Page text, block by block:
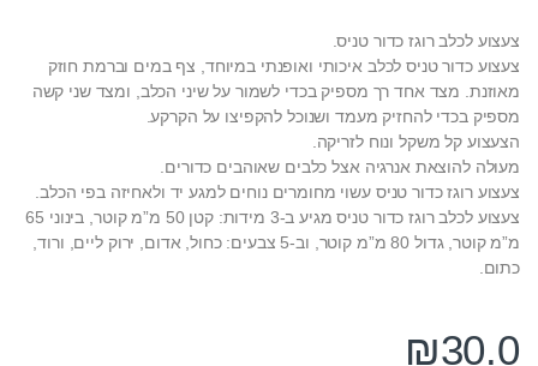
צעצוע לכלב רוגז כדור טניס.
צעצוע כדור טניס לכלב איכותי ואופנתי במיוחד, צף במים וברמת חוזק
מאוזנת. מצד אחד רך מספיק בכדי לשמור על שיני הכלב, ומצד שני קשה
מספיק בכדי להחזיק מעמד ושנוכל להקפיצו על הקרקע.
הצעצוע קל משקל ונוח לזריקה.
מעולה להוצאת אנרגיה אצל כלבים שאוהבים כדורים.
צעצוע רוגז כדור טניס עשוי מחומרים נוחים למגע יד ולאחיזה בפי הכלב.
צעצוע לכלב רוגז כדור טניס מגיע ב-3 מידות: קטן 50 מ”מ קוטר, בינוני 65
מ”מ קוטר, גדול 80 מ”מ קוטר, וב-5 צבעים: כחול, אדום, ירוק ליים, ורוד,
כתום.
₪30.0